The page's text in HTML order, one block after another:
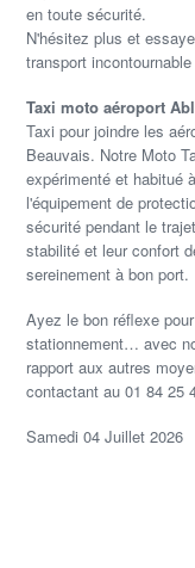
en toute sécurité.
N'hésitez plus et
transport
Taxi moto aéroport
Taxi pour joindre les
Beauvais. Notre Moto
expérimenté et habitué
l'équipement de
sécurité pendant le
stabilité et leur confort
sereinement à bon port.
Ayez le bon réflexe
stationnement… avec
rapport aux autres
contactant au 01 84 25
Samedi 04 Juillet 2026